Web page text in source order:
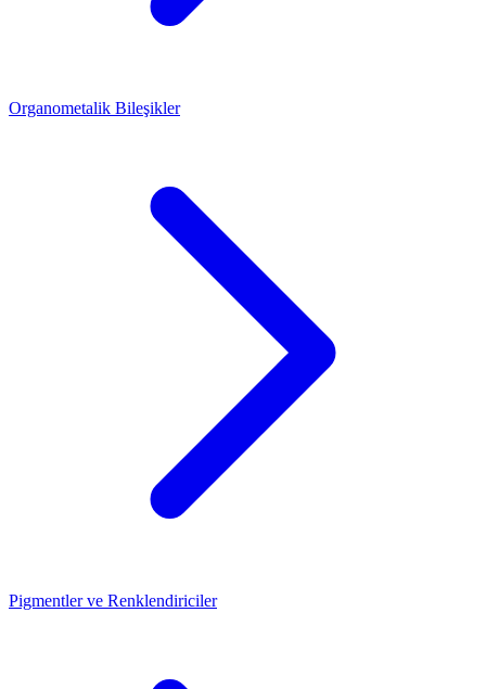
Organometalik Bileşikler
Pigmentler ve Renklendiriciler